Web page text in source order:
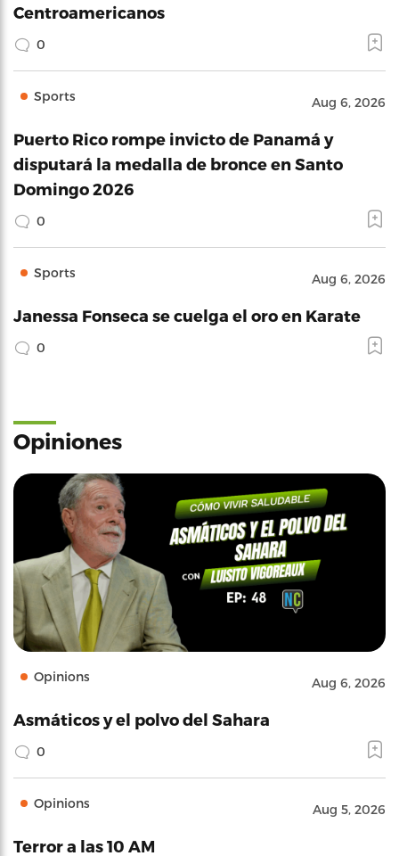
Centroamericanos
0
Sports Aug 6, 2026
Puerto Rico rompe invicto de Panamá y
disputará la medalla de bronce en Santo
Domingo 2026
0
Sports Aug 6, 2026
Janessa Fonseca se cuelga el oro en Karate
0
Opiniones
Opinions Aug 6, 2026
Asmáticos y el polvo del Sahara
0
Opinions Aug 5, 2026
Terror a las 10 AM